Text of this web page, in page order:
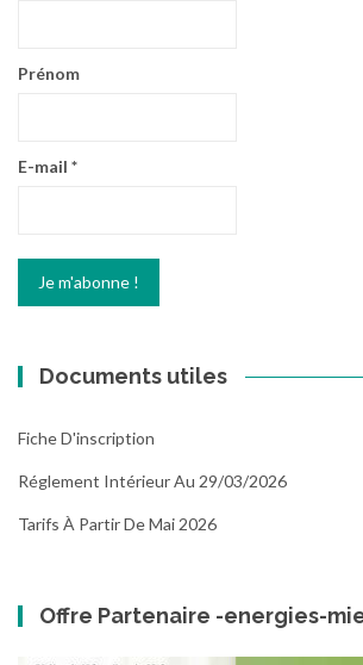
Prénom
E-mail *
Documents utiles
Fiche D'inscription
Réglement Intérieur Au 29/03/2026
Tarifs À Partir De Mai 2026
Offre Partenaire -energies-